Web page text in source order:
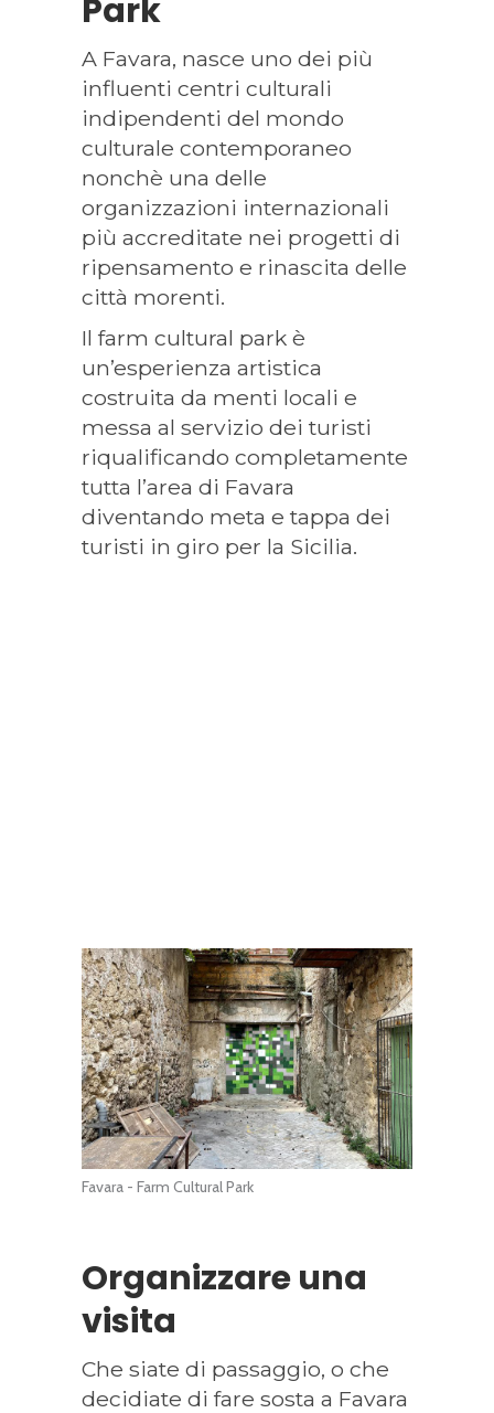
Park
A Favara, nasce uno dei più
influenti centri culturali
indipendenti del mondo
culturale contemporaneo
nonchè una delle
organizzazioni internazionali
più accreditate nei progetti di
ripensamento e rinascita delle
città morenti.
Il farm cultural park è
un’esperienza artistica
costruita da menti locali e
messa al servizio dei turisti
riqualificando completamente
tutta l’area di Favara
diventando meta e tappa dei
turisti in giro per la Sicilia.
Favara - Farm Cultural Park
Organizzare una
visita
Che siate di passaggio, o che
decidiate di fare sosta a Favara